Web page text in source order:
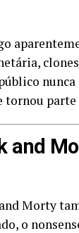
parte
and
Morty
o